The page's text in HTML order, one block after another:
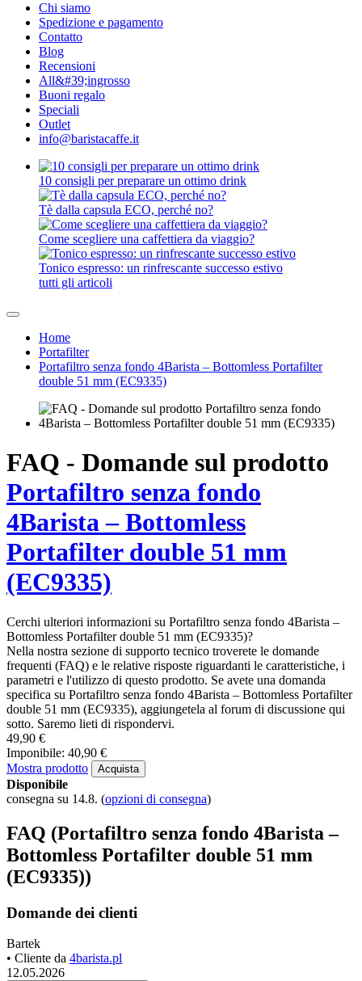
Chi siamo
Spedizione e pagamento
Contatto
Blog
Recensioni
All&#39;ingrosso
Buoni regalo
Speciali
Outlet
info@baristacaffe.it
10 consigli per preparare un ottimo drink
Tè dalla capsula ECO, perché no?
Come scegliere una caffettiera da viaggio?
Tonico espresso: un rinfrescante successo estivo
tutti gli articoli
Home
Portafilter
Portafiltro senza fondo 4Barista – Bottomless Portafilter
double 51 mm (EC9335)
FAQ - Domande sul prodotto
Portafiltro senza fondo
4Barista – Bottomless
Portafilter double 51 mm
(EC9335)
Cerchi ulteriori informazioni su Portafiltro senza fondo 4Barista –
Bottomless Portafilter double 51 mm (EC9335)?
Nella nostra sezione di supporto tecnico troverete le domande
frequenti (FAQ) e le relative risposte riguardanti le caratteristiche, i
parametri e l'utilizzo di questo prodotto. Se avete una domanda
specifica su Portafiltro senza fondo 4Barista – Bottomless Portafilter
double 51 mm (EC9335), aggiungetela al forum di discussione qui
sotto. Saremo lieti di rispondervi.
49,90 €
Imponibile: 40,90 €
Mostra prodotto
Acquista
Disponibile
consegna su 14.8. (opzioni di consegna)
FAQ (Portafiltro senza fondo 4Barista –
Bottomless Portafilter double 51 mm
(EC9335))
Domande dei clienti
Bartek
• Cliente da 4barista.pl
12.05.2026